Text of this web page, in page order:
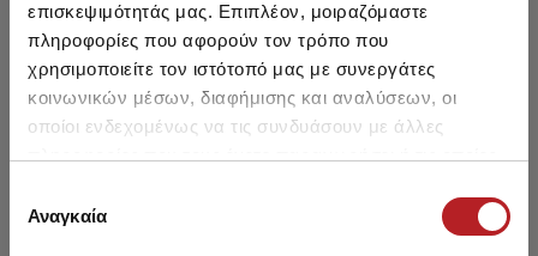
επισκεψιμότητάς μας. Επιπλέον, μοιραζόμαστε
πληροφορίες που αφορούν τον τρόπο που
χρησιμοποιείτε τον ιστότοπό μας με συνεργάτες
κοινωνικών μέσων, διαφήμισης και αναλύσεων, οι
οποίοι ενδεχομένως να τις συνδυάσουν με άλλες
των υπηρεσιών τους.
συγκατάθεσης
Αναγκαία
Mendoza Bralette Bikini Top
16,45 €